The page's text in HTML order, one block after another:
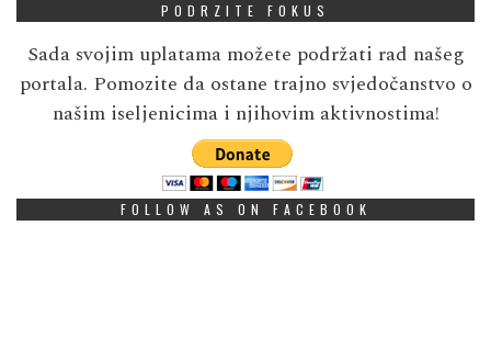
PODRZITE FOKUS
Sada svojim uplatama možete podržati rad našeg
portala. Pomozite da ostane trajno svjedočanstvo o
našim iseljenicima i njihovim aktivnostima!
FOLLOW AS ON FACEBOOK